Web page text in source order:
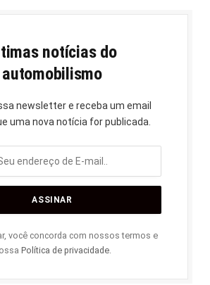
notícias do
automobilismo
newsletter e receba um email
uma nova notícia for publicada.
você concorda com nossos termos e
Política de privacidade.